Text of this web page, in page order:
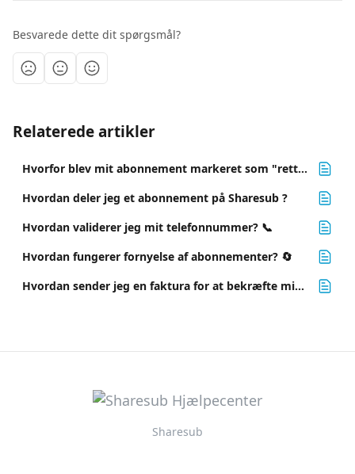
Besvarede dette dit spørgsmål?
Relaterede artikler
Hvorfor blev mit abonnement markeret som "rettet"?🔺
Hvordan deler jeg et abonnement på Sharesub ?
Hvordan validerer jeg mit telefonnummer? 📞
Hvordan fungerer fornyelse af abonnementer? 🔄
Hvordan sender jeg en faktura for at bekræfte mit abonnement?
Sharesub